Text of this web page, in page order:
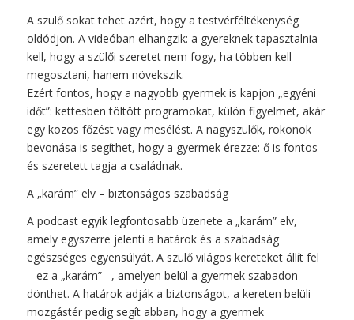
A szülő sokat tehet azért, hogy a testvérféltékenység
oldódjon. A videóban elhangzik: a gyereknek tapasztalnia
kell, hogy a szülői szeretet nem fogy, ha többen kell
megosztani, hanem növekszik.
Ezért fontos, hogy a nagyobb gyermek is kapjon „egyéni
időt”: kettesben töltött programokat, külön figyelmet, akár
egy közös főzést vagy mesélést. A nagyszülők, rokonok
bevonása is segíthet, hogy a gyermek érezze: ő is fontos
és szeretett tagja a családnak.
A „karám” elv – biztonságos szabadság
A podcast egyik legfontosabb üzenete a „karám” elv,
amely egyszerre jelenti a határok és a szabadság
egészséges egyensúlyát. A szülő világos kereteket állít fel
– ez a „karám” –, amelyen belül a gyermek szabadon
dönthet. A határok adják a biztonságot, a kereten belüli
mozgástér pedig segít abban, hogy a gyermek